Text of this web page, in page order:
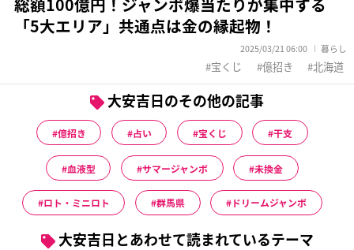
「5大エリア」共通点は金の縁起物！
2025/03/21 06:00 暮らし
宝くじ 億招き 北海道
大安吉日のその他の記事
億招き 占い 宝くじ 干支
血液型 サマージャンボ 未換金
ロト・ミニロト 群馬県 ドリームジャンボ
大安吉日とあわせて読まれているテーマ